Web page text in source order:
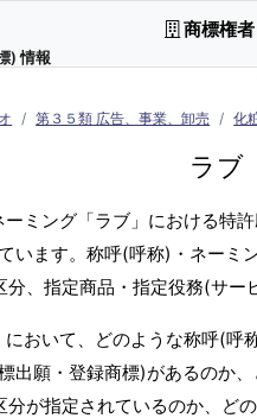
) 情報
商標権者
第３５類 広告、事業、卸売 化
ラブ
ミング「ラブ」における特
います。称呼(呼称)・ネー
、指定商品・指定役務(サ
おいて、どのような称呼(
出願・登録商標)があるのか
が指定されているのか、ど